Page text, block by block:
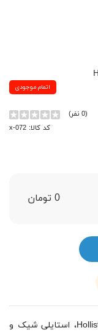
اتمام موجودی
(0 نفر)
کد کالا: x-072
0 تومان
با چاپ Hollister، استایلی شیک و